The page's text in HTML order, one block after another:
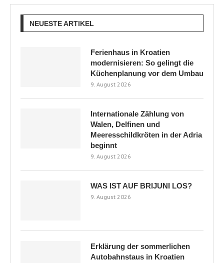
NEUESTE ARTIKEL
Ferienhaus in Kroatien
modernisieren: So gelingt die
Küchenplanung vor dem Umbau
9. August 2026
Internationale Zählung von
Walen, Delfinen und
Meeresschildkröten in der Adria
beginnt
9. August 2026
WAS IST AUF BRIJUNI LOS?
9. August 2026
Erklärung der sommerlichen
Autobahnstaus in Kroatien